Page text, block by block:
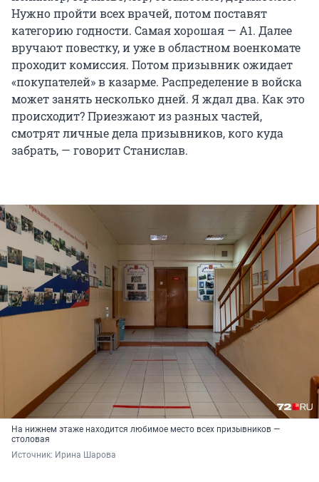
Нужно пройти всех врачей, потом поставят
категорию годности. Самая хорошая — А1. Далее
вручают повестку, и уже в областном военкомате
проходит комиссия. Потом призывник ожидает
«покупателей» в казарме. Распределение в войска
может занять несколько дней. Я ждал два. Как это
происходит? Приезжают из разных частей,
смотрят личные дела призывников, кого куда
забрать, — говорит Станислав.
На нижнем этаже находится любимое место всех призывников —
столовая
Источник: Ирина Шарова